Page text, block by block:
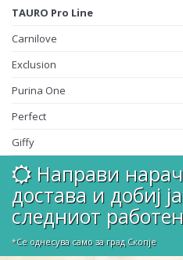
TAURO Pro Line
Carnilove
Exclusion
Purina One
Perfect
Giffy
Направи
достава и добиј
следниот
*Се однесува само за град Скопје